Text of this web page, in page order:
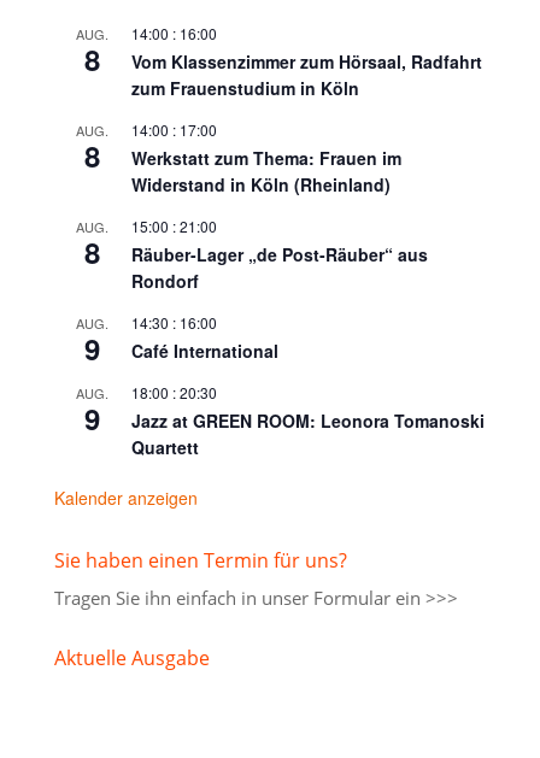
AUG.
8
14:00 : 16:00
Vom Klassenzimmer zum Hörsaal, Radfahrt
zum Frauenstudium in Köln
AUG.
8
14:00 : 17:00
Werkstatt zum Thema: Frauen im
Widerstand in Köln (Rheinland)
AUG.
8
15:00 :21:00
Räuber-Lager „de Post-Räuber“ aus
Rondorf
AUG.
9
14:30 : 16:00
Café International
AUG.
9
18:00 :20:30
Jazz at GREEN ROOM: Leonora Tomanoski
Quartett
Kalender anzeigen
Sie haben einen Termin für uns?
Tragen Sie ihn einfach in unser Formular ein >>>
Aktuelle Ausgabe